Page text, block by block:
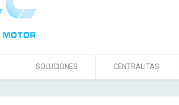
SOLUCIONES CENTRALITAS